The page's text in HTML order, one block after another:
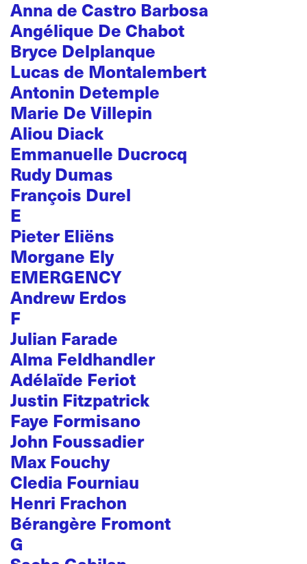
Anna de Castro Barbosa
Angélique De Chabot
Bryce Delplanque
Lucas de Montalembert
Antonin Detemple
Marie De Villepin
Aliou Diack
Emmanuelle Ducrocq
Rudy Dumas
François Durel
E
Pieter Eliëns
Morgane Ely
EMERGENCY
Andrew Erdos
F
Julian Farade
Alma Feldhandler
Adélaïde Feriot
Justin Fitzpatrick
Faye Formisano
John Foussadier
Max Fouchy
Cledia Fourniau
Henri Frachon
Bérangère Fromont
G